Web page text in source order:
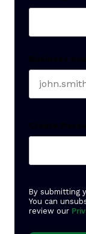
Business
Create
By submitting
You can
review our